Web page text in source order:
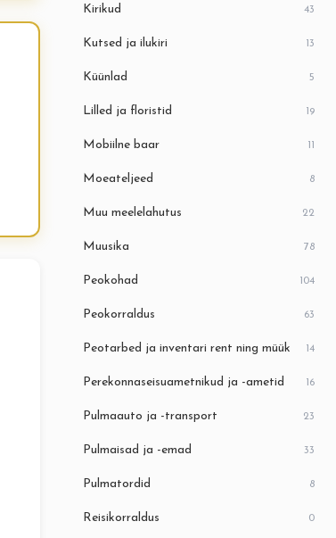
Kirikud 43
Kutsed ja ilukiri 13
Küünlad 5
Lilled ja floristid 19
Mobiilne baar 11
Moeateljeed 8
Muu meelelahutus 22
Muusika 78
Peokohad 104
Peokorraldus 63
Peotarbed ja inventari rent ning müük 14
Perekonnaseisuametnikud ja -ametid 16
Pulmaauto ja -transport 23
Pulmaisad ja -emad 33
Pulmatordid 8
Reisikorraldus 0